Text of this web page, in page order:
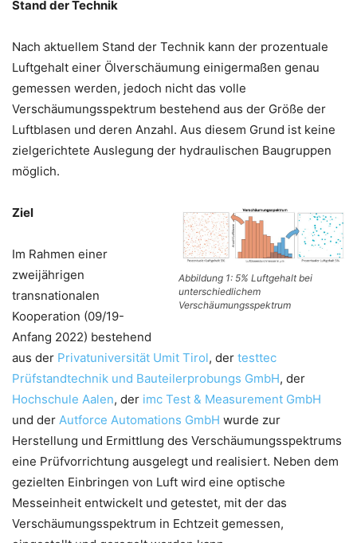
Stand der Technik
Nach aktuellem Stand der Technik kann der prozentuale
Luftgehalt einer Ölverschäumung einigermaßen genau
gemessen werden, jedoch nicht das volle
Verschäumungsspektrum bestehend aus der Größe der
Luftblasen und deren Anzahl. Aus diesem Grund ist keine
zielgerichtete Auslegung der hydraulischen Baugruppen
möglich.
Abbildung 1: 5% Luftgehalt bei
unterschiedlichem
Verschäumungsspektrum
Ziel
Im Rahmen einer
zweijährigen
transnationalen
Kooperation (09/19-
Anfang 2022) bestehend
aus der Privatuniversität Umit Tirol, der testtec
Prüfstandtechnik und Bauteilerprobungs GmbH, der
Hochschule Aalen, der imc Test & Measurement GmbH
und der Autforce Automations GmbH wurde zur
Herstellung und Ermittlung des Verschäumungsspektrums
eine Prüfvorrichtung ausgelegt und realisiert. Neben dem
gezielten Einbringen von Luft wird eine optische
Messeinheit entwickelt und getestet, mit der das
Verschäumungsspektrum in Echtzeit gemessen,